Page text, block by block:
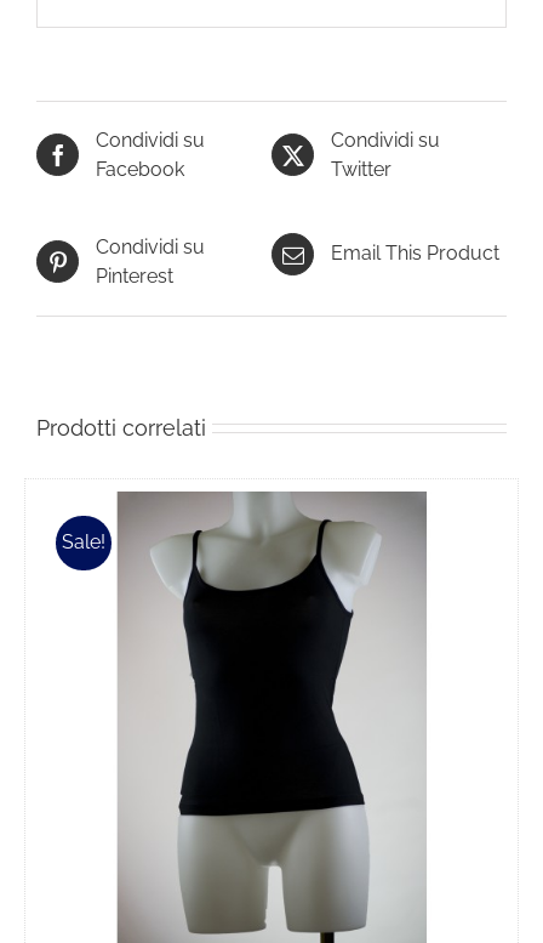
Condividi su
Facebook
Condividi su
Twitter
Condividi su
Pinterest
Email This Product
Prodotti correlati
Sale!